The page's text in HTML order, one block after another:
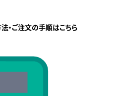
・ご注文の手順はこちら